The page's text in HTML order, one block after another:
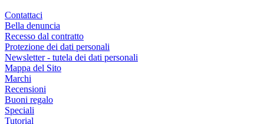
Contattaci
Bella denuncia
Recesso dal contratto
Protezione dei dati personali
Newsletter - tutela dei dati personali
Mappa del Sito
Marchi
Recensioni
Buoni regalo
Speciali
Tutorial